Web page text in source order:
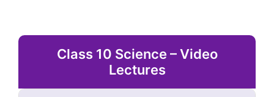
Class 10 Science – Video
Lectures